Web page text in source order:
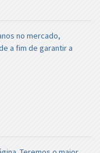
no mercado,
a fim de garantir a